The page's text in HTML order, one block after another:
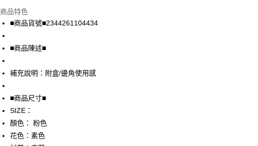
LINE Pay
Apple Pay
悠遊付
全盈+PAY
AFTEE先享後付
相關說明
【關於「AFTEE先享後付」】
AFTEE先享後付是「在收到商品之後才付款」的支付方式。 讓您購物簡單
商品特色
■商品貨號■2344261104434
■商品陳述■
補充說明：附盒/邊角使用感
■商品尺寸■
SIZE：
顏色： 粉色
花色：素色